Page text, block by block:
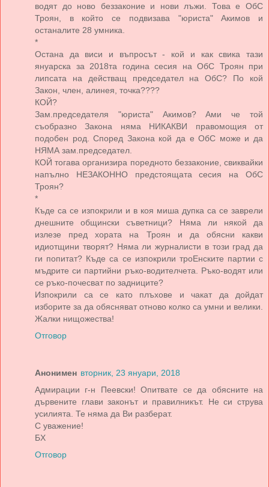
водят до ново беззаконие и нови лъжи. Това е ОбС
Троян, в който се подвизава "юриста" Акимов и
останалите 28 умника.
*
Остана да виси и въпросът - кой и как свика тази
януарска за 2018та година сесия на ОбС Троян при
липсата на действащ председател на ОбС? По кой
Закон, член, алинея, точка????
КОЙ?
Зам.председателя "юриста" Акимов? Ами че той
съобразно Закона няма НИКАКВИ правомощия от
подобен род. Според Закона кой да е ОбС може и да
НЯМА зам.председател.
КОЙ тогава организира поредното беззаконие, свиквайки
напълно НЕЗАКОННО предстоящата сесия на ОбС
Троян?
*
Къде са се изпокрили и в коя миша дупка са се заврели
днешните общински съветници? Няма ли някой да
излезе пред хората на Троян и да обясни какви
идиотщини творят? Няма ли журналисти в този град да
ги попитат? Къде са се изпокрили троЕнските партии с
мъдрите си партийни ръко-водителчета. Ръко-водят или
се ръко-почесват по задниците?
Изпокрили са се като плъхове и чакат да дойдат
изборите за да обясняват отново колко са умни и велики.
Жалки нищожества!
Отговор
Анонимен вторник, 23 януари, 2018
Адмирации г-н Пеевски! Опитвате се да обясните на
дървените глави законът и правилникът. Не си струва
усилията. Те няма да Ви разберат.
С уважение!
БХ
Отговор